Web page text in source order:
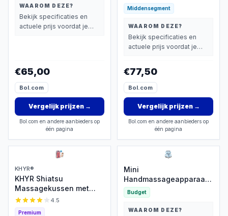
WAAROM DEZE?
Bekijk specificaties en
actuele prijs voordat je
€65,00
Bol.com
Vergelijk prijzen→
Bol.com en andere aanbieders op
één pagina
Middensegment
WAAROM DEZE?
Bekijk specificaties en
actuele prijs voordat je
€77,50
Bol.com
Vergelijk prijzen→
Bol.com en andere aanbieders op
één pagina
KHYR®
KHYR Shiatsu
Massagekussen met
Warmte
4.5
Premium
Mini
Handmassageapparaat -
Nek & Lichaam
Budget
WAAROM DEZE?